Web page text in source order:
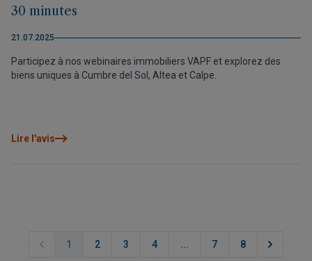
30 minutes
21.07.2025
Participez à nos webinaires immobiliers VAPF et explorez des
biens uniques à Cumbre del Sol, Altea et Calpe.
Lire l'avis
1 2 3 4 ... 7 8